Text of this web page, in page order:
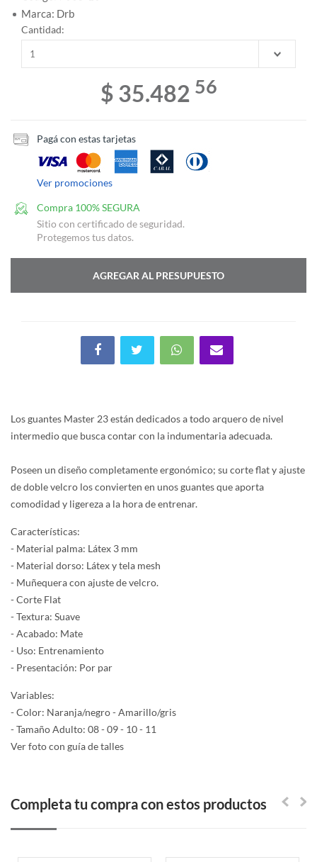
Marca: Drb
Cantidad:
$ 35.482 56
Pagá con estas tarjetas
Ver promociones
Compra 100% SEGURA
Sitio con certificado de seguridad.
Protegemos tus datos.
AGREGAR AL PRESUPUESTO
Los guantes Master 23 están dedicados a todo arquero de nivel
intermedio que busca contar con la indumentaria adecuada.
Poseen un diseño completamente ergonómico; su corte flat y ajuste
de doble velcro los convierten en unos guantes que aporta
comodidad y ligereza a la hora de entrenar.
Características:
- Material palma: Látex 3 mm
- Material dorso: Látex y tela mesh
- Muñequera con ajuste de velcro.
- Corte Flat
- Textura: Suave
- Acabado: Mate
- Uso: Entrenamiento
- Presentación: Por par
Variables:
- Color: Naranja/negro - Amarillo/gris
- Tamaño Adulto: 08 - 09 - 10 - 11
Ver foto con guía de talles
Completa tu compra con estos productos